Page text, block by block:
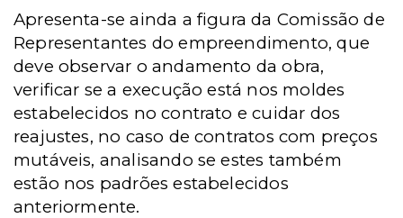
Apresenta-se ainda a figura da Comissão de
Representantes do empreendimento, que
deve observar o andamento da obra,
verificar se a execução está nos moldes
estabelecidos no contrato e cuidar dos
reajustes, no caso de contratos com preços
mutáveis, analisando se estes também
estão nos padrões estabelecidos
anteriormente.